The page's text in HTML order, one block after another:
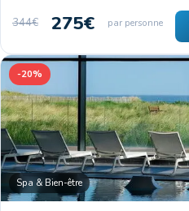
344€ 275€ par personne
-20%
Spa & Bien-être